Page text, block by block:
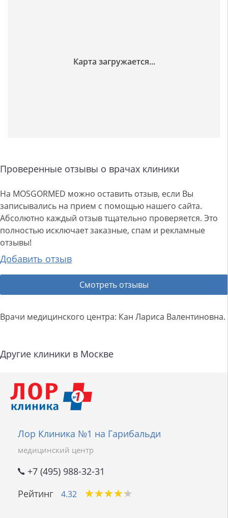
Проверенные отзывы о врачах клиники
На MOSGORMED можно оставить отзыв, если Вы
записывались на прием с помощью нашего сайта.
Абсолютно каждый отзыв тщательно проверяется. Это
полностью исключает заказные, спам и рекламные
отзывы!
Добавить отзыв
Смотреть отзывы
Врачи медицинского центра: Кан Лариса Валентиновна.
Другие клиники в Москве
Лор Клиника №1 на Гарибальди
медицинский центр
+7 (495) 988-32-31
Рейтинг
4.32 ★★★★★
★★★★★